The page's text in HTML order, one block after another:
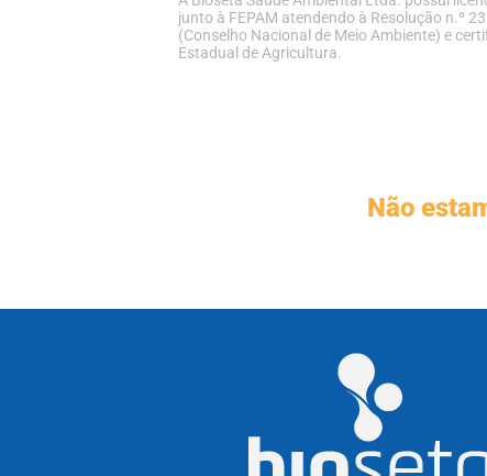
junto à FEPAM atendendo à Resolução n.º
(Conselho Nacional de Meio Ambiente) e
Estadual de Agricultura.
Não